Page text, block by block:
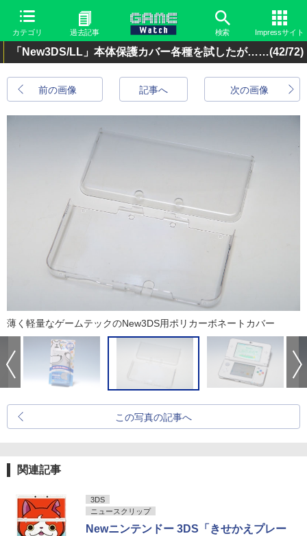
カテゴリ 過去記事 検索 Impressサイト
「New3DS/LL」本体保護カバー各種を試したが……(42/72)
前の画像 次の画像
記事へ
薄く軽量なゲームテックのNew3DS用ポリカーボネートカバー
この写真の記事へ
関連記事
3DS
ニュースクリップ
Newニンテンドー 3DS「きせかえプレー